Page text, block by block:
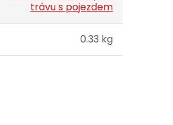
trávu s pojezdem
0.33 kg